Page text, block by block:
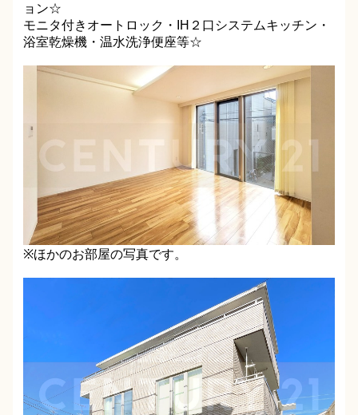
ョン☆
モニタ付きオートロック・IH２口システムキッチン・
浴室乾燥機・温水洗浄便座等☆
※ほかのお部屋の写真です。